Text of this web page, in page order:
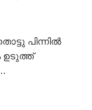
പിന്നിൽ
ഉടുത്ത്